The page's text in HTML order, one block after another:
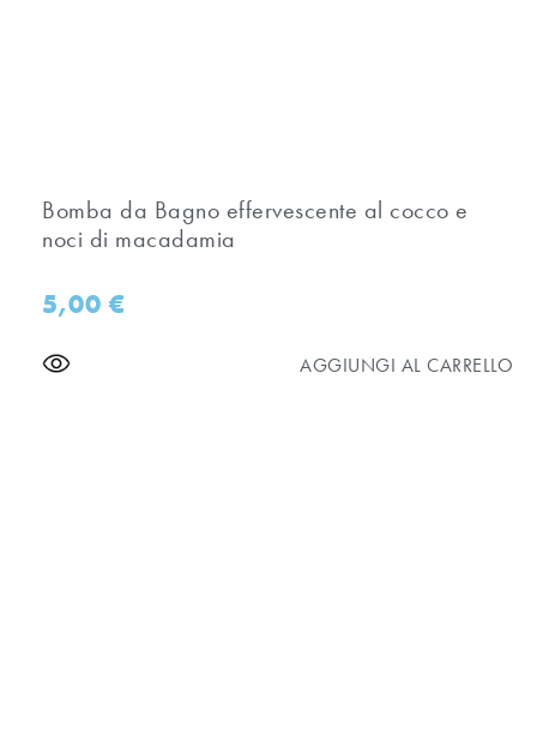
Bomba da Bagno effervescente al cocco e
noci di macadamia
5,00€
AGGIUNGI AL CARRELLO